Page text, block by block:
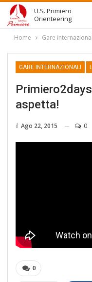
U.S. Primiero
Orienteering
Home Gare
GARE INTERNAZIONALI
aspetta!
il Ago 22, 2015 0
0